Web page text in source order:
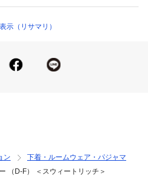
。レモン型のパッドでキレイな谷
ムで女性らしく可愛らしいライン
めてご着用する方
示（リサマリ）
ン
下着・ルームウェア・パジャマ
（D-F） ＜スウィートリッチ＞